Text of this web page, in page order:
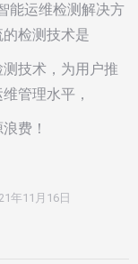
能运维检测解决方
检测技术是
技术，为用户推
管理水平，
费！
年11月16日